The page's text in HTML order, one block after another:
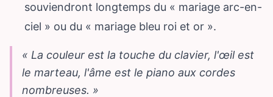
souviendront longtemps du « mariage arc-en-
ciel » ou du « mariage bleu roi et or ».
« La couleur est la touche du clavier, l'œil est
le marteau, l'âme est le piano aux cordes
nombreuses. »